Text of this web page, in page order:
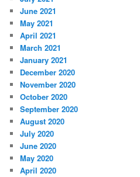
June 2021
May 2021
April 2021
March 2021
January 2021
December 2020
November 2020
October 2020
September 2020
August 2020
July 2020
June 2020
May 2020
April 2020